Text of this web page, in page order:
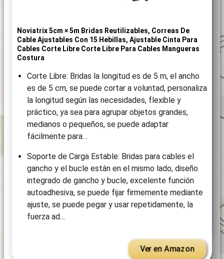
Noviatrix 5cm × 5m Bridas Reutilizables, Correas De
Cable Ajustables Con 15 Hebillas, Ajustable Cinta Para
Cables Corte Libre Corte Libre Para Cables Mangueras
Costura
Corte Libre: Bridas la longitud es de 5 m, el ancho
es de 5 cm, se puede cortar a voluntad, personaliza
la longitud según las necesidades, flexible y
práctico, ya sea para agrupar objetos grandes,
medianos o pequeños, se puede adaptar
fácilmente para…
Soporte de Carga Estable: Bridas para cables el
gancho y el bucle están en el mismo lado, diseño
integrado de gancho y bucle, excelente función
autoadhesiva, se puede fijar firmemente mediante
ajuste, se puede pegar y usar repetidamente, la
fuerza ad…
Ver en Amazon